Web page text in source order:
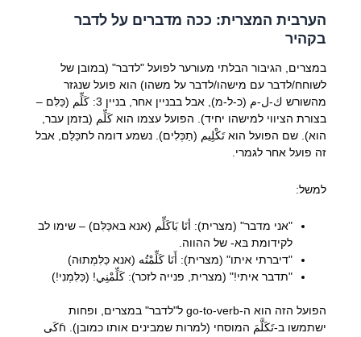
הערבית המצרית: ככה מדברים על לדבר
בקהיר
במצרים, הגיבור הבלתי מעורער לפועל "לדבר" (במובן של
לשוחח/לדבר עם מישהו/לדבר על משהו) הוא פועל שנגזר
מהשורש ك-ل-م (כ-ל-מ), אבל בבניין אחר, בניין 3: كَلِّم (כַּלִּם –
בצורת הציווי למישהו יחיד). הפועל עצמו הוא كَلِّم (בזמן עבר,
הוא). שם הפועל הוא تَكْلِيم (תַכְּלִים). נשמע דומה לתכַּלַּם, אבל
זה פועל אחר לגמרי.
למשל:
"אני מדבר" (מצרית): أنَا بَاكَلِّم (אנא בּאכַּלִּם) – שימו לב
לקידומת בּא- של ההווה.
"דיברתי איתו" (מצרית): أَنَا كَلِّمْتُه (אנא כַּלִּמְתוּה)
"תדבר איתי!" (מצרית, פנייה לזכר): كَلِّمْنِي! (כַּלִּמְנִי!)
הפועל הזה הוא ה-go-to-verb ל"לדבר" במצרים, ופחות
ישתמשו ב-تَكَلَّمَ המוסחי (למרות שמבינים אותו כמובן). חَكَى